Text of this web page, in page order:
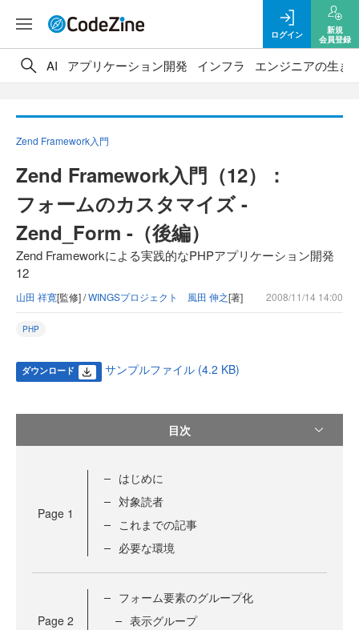
ログイン
新規
会員登録
AI アプリケーション開発 インフラ エンジニアの生き
Zend Framework入門
Zend Framework入門（12）：
フォームのカスタマイズ -
Zend_Form -（後編）
Zend Frameworkによる実践的なPHPアプリケーション開発
12
山田 祥寛[監修] /WINGSプロジェクト 風田 伸之[著] 2008/11/14 14:00
PHP
ダウンロード サンプルファイル (4.2 KB)
目次
Page 1
はじめに
対象読者
これまでの記事
必要な環境
Page 2
フォーム要素のグループ化
表示グループ